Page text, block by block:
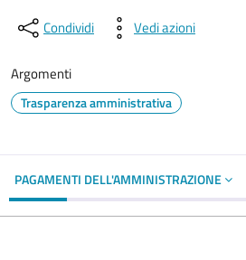
Condividi Vedi azioni
Argomenti
Trasparenza amministrativa
PAGAMENTI DELL'AMMINISTRAZIONE